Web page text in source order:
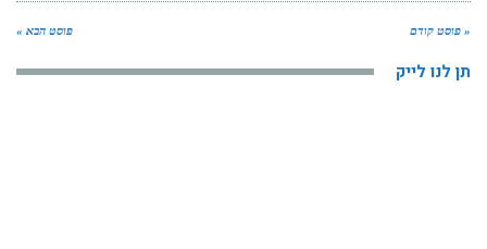
« פוסט קודם פוסט הבא »
תן לנו לייק